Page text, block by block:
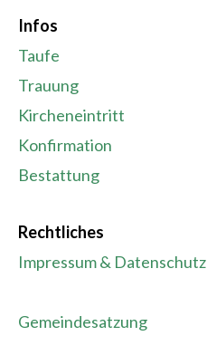
Infos
Taufe
Trauung
Kircheneintritt
Konfirmation
Bestattung
Rechtliches
Impressum & Datenschutz
Gemeindesatzung